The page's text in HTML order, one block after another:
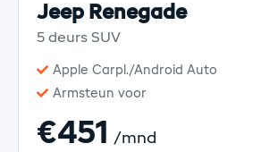
Jeep Renegade
5 deurs SUV
Apple Carpl./Android Auto
Armsteun voor
€451 /mnd